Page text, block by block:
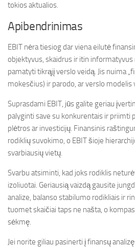
tokios aktualios.
Apibendrinimas
EBIT nėra tiesiog dar viena eilutė
objektyvus, skaidrus ir itin informatyvus
pamatyti tikrąjį verslo veidą. Jis nuima
mokesčius) ir parodo, ar verslo modelis
Suprasdami EBIT, jūs galite geriau
palyginti save su konkurentais ir priimti
plėtros ar investicijų. Finansinis
rodiklių suvokimo, o EBIT šioje
svarbiausių vietų.
Svarbu atsiminti, kad joks rodiklis
izoliuotai. Geriausią vaizdą gausite
analize, balanso stabilumo rodikliais ir
tuomet skaičiai taps ne našta, o
sėkmę.
Jei norite giliau pasinerti į finansų